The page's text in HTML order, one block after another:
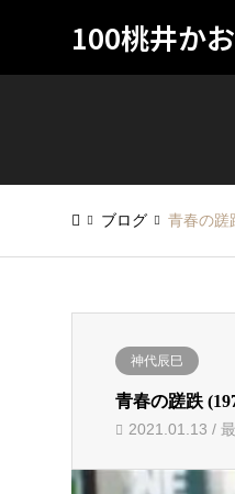
100桃井か
ブログ 青春の蹉
神代辰巳
青春の蹉跌
2021.01.13 /